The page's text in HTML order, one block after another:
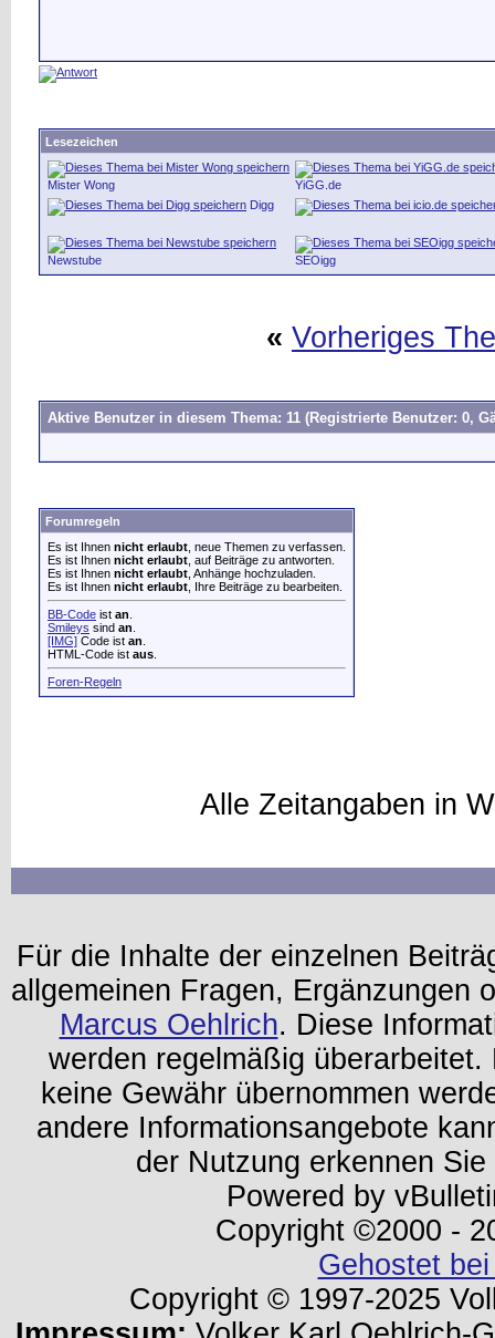
Lesezeichen
Mister Wong
YiGG.de
Digg
Newstube SEOigg
« Vorheriges
Aktive Benutzer in diesem Thema: 11 (Registrierte Benutzer: 0,
Forumregeln
Es ist Ihnen nicht erlaubt , neue Themen zu verfassen.
Es ist Ihnen nicht erlaubt , auf Beiträge zu antworten.
Es ist Ihnen nicht erlaubt , Anhänge hochzuladen.
Es ist Ihnen nicht erlaubt , Ihre Beiträge zu bearbeiten.
BB-Code ist an
Smileys sind an
[IMG] Code ist an
HTML-Code ist aus
Foren-Regeln
Alle Zeitangaben in
Für die Inhalte der einzelnen
allgemeinen Fragen, Ergänzungen
Marcus Oehlrich. Diese
werden regelmäßig
keine Gewähr übernommen
andere Informationsangebote
der Nutzung erkennen
Powered by
Copyright ©2000 -
Gehostet
Copyright © 1997-2025